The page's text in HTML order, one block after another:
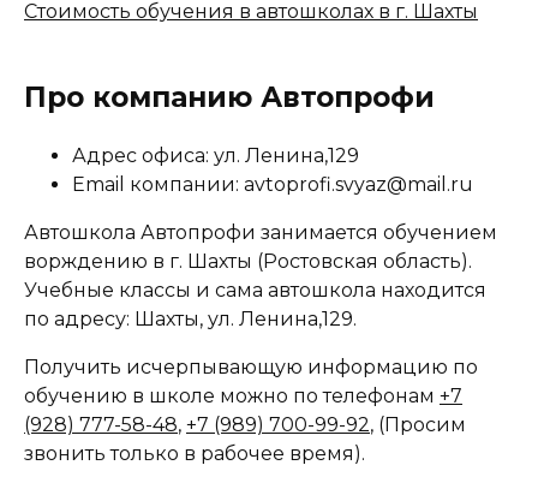
Стоимость обучения в автошколах в г. Шахты
Про компанию Автопрофи
Адрес офиса: ул. Ленина,129
Email компании: avtoprofi.svyaz@mail.ru
Автошкола Автопрофи занимается обучением
ворждению в г. Шахты (Ростовская область).
Учебные классы и сама автошкола находится
по адресу: Шахты, ул. Ленина,129.
Получить исчерпывающую информацию по
обучению в школе можно по телефонам +7
(928) 777-58-48, +7 (989) 700-99-92, (Просим
звонить только в рабочее время).